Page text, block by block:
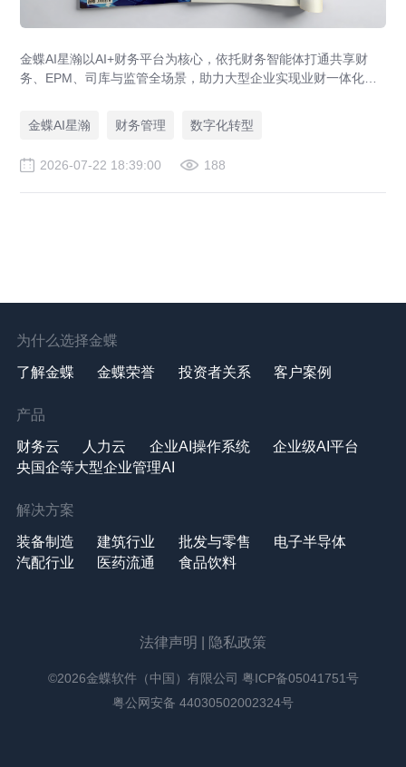
金蝶AI星瀚以AI+财务平台为核心，依托财务智能体打通共享财
务、EPM、司库与监管全场景，助力大型企业实现业财一体化与
局、华为、通威等领先企业的共同选择。
金蝶AI星瀚 财务管理 数字化转型
2026-07-22 18:39:00 188
为什么选择金蝶
了解金蝶 金蝶荣誉 投资者关系 客户案例
产品
财务云 人力云 企业AI操作系统
企业级AI平台
央国企等大型企业管理AI
解决方案
装备制造 建筑行业 批发与零售
电子半导体
汽配行业
医药流通 食品饮料
法律声明 隐私政策
©2026金蝶软件（中国）有限公司 粤ICP备05041751号
粤公网安备 44030502002324号